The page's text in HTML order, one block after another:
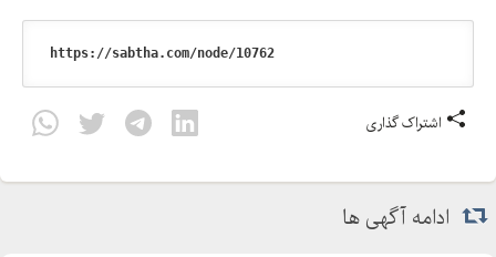
اشتراک گذاری
ادامه آگهی ها